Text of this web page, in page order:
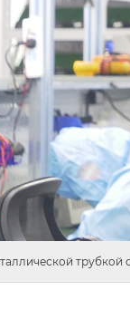
трубкой